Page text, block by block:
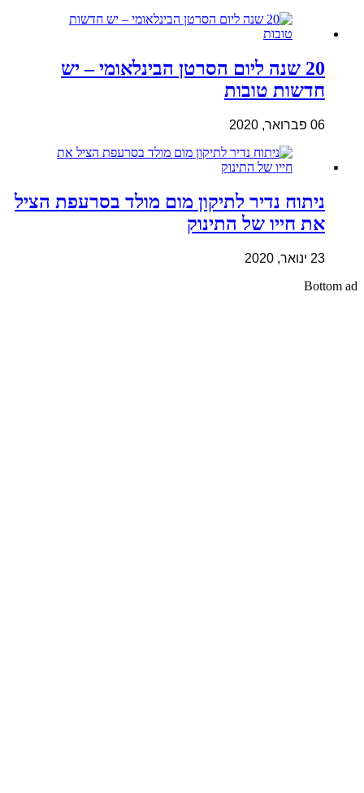
20 שנה ליום הסרטן הבינלאומי – יש
חדשות טובות
06 פברואר, 2020
ניתוח נדיר לתיקון מום מולד בסרעפת הציל
את חייו של התינוק
23 ינואר, 2020
Bottom ad